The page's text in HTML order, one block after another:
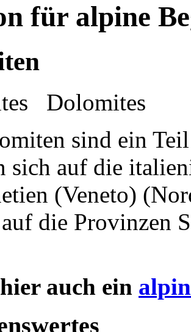
für alpine
Dolomites
sind ein
sich auf die
(Veneto)
die Provinzen
auch ein